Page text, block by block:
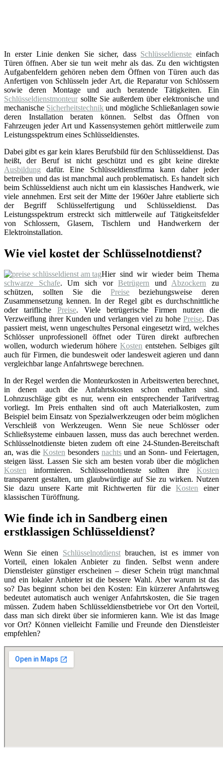
In erster Linie denken Sie sicher, dass Schlüsseldienste einfach
Türen öffnen. Aber sie tun weit mehr als das. Zu den wichtigsten
Aufgabenfeldern gehören neben dem Öffnen von Türen auch das
Anfertigen von Schlüsseln jeder Art, die Reparatur von Schlössern
sowie deren Montage und auch beratende Tätigkeiten. Ein
Schlüsseldienstmonteur sollte Sie außerdem über elektronische und
mechanische Sicherheitstechnik und mögliche Schließanlagen sowie
deren Installation beraten können. Selbst das Öffnen von
Fahrzeugen jeder Art und Kassensystemen gehört mittlerweile zum
Leistungsspektrum eines Schlüsseldienstes.
Dabei gibt es gar kein klares Berufsbild für den Schlüsseldienst. Das
heißt, der Beruf ist nicht geschützt und es gibt keine direkte
Ausbildung dafür. Eine Schlüsseldienstfirma kann daher jeder
betreiben und das ist manchmal auch problematisch. Es handelt sich
beim Schlüsseldienst auch nicht um ein klassisches Handwerk, wie
viele annehmen. Erst seit der Mitte der 1960er Jahre etablierte sich
der Begriff Schlüsselfertigung und Schlüsseldienst. Das
Leistungsspektrum erstreckt sich mittlerweile auf Tätigkeitsfelder
von Schlossern, Glasern, Tischlern und Handwerkern der
Elektroinstallation.
Wie viel kostet der Schlüsselnotdienst?
Hier sind wir wieder beim Thema
schwarze Schafe. Um sich vorBetrügern undAbzockern zu
schützen, sollten Sie diePreise beziehungsweise deren
Zusammensetzung kennen. In der Regel gibt es durchschnittliche
oder tarifliche Preise. Viele betrügerische Firmen nutzen die
Verzweiflung ihrer Kunden und verlangen viel zu hohe Preise. Das
passiert meist, wenn ungeschultes Personal eingesetzt wird, welches
Schlösser unprofessionell öffnet oder Türen direkt aufbrechen
wollen, wodurch wiederum höhere Kosten entstehen. Selbiges gilt
auch für Firmen, die bundesweit oder landesweit agieren und dann
vergleichbar lange Anfahrtswege berechnen.
In der Regel werden die Monteurkosten in Arbeitswerten berechnet,
in denen auch die Anfahrtskosten schon enthalten sind.
Lohnzuschläge gibt es nur, wenn ein entsprechender Tarifvertrag
vorliegt. Im Preis enthalten sind oft auch Materialkosten, zum
Beispiel beim Einsatz von Spezialwerkzeugen oder beim möglichen
Verschleiß von Werkzeugen. Wenn Sie neue Schlösser oder
Schließsysteme einbauen lassen, muss das auch berechnet werden.
Schlüsselnotdienste bieten zudem oft eine 24-Stunden-Bereitschaft
an, was die Kosten besonders nachts und an Sonn- und Feiertagen,
steigen lässt. Lassen Sie sich am besten vorab über die möglichen
Kosten informieren. Schlüsselnotdienste sollten ihre Kosten
transparent gestalten, um glaubwürdige auf Sie zu wirken. Nutzen
Sie dazu unsere Karte mit Richtwerten für dieKosten einer
klassischen Türöffnung.
Wie finde ich in Sandberg einen
erstklassigen Schlüsseldienst?
Wenn Sie einen Schlüsselnotdienst brauchen, ist es immer von
Vorteil, einen lokalen Anbieter zu finden. Selbst wenn andere
Dienstleister günstiger erscheinen – dieser Schein trügt manchmal
und ein lokaler Anbieter ist die bessere Wahl. Aber warum ist das
so? Das beginnt schon bei den Kosten: Ein kürzerer Anfahrtsweg
bedeutet automatisch auch weniger Anfahrtskosten, die Sie tragen
müssen. Zudem haben Schlüsseldienstbetriebe vor Ort den Vorteil,
dass man sich direkt über sie informieren kann. Wie ist das Image
vor Ort? Können vielleicht Familie und Freunde den Dienstleister
empfehlen?